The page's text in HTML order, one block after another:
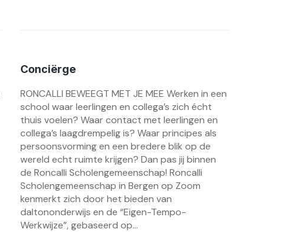
Conciërge
RONCALLI BEWEEGT MET JE MEE Werken in een
school waar leerlingen en collega’s zich écht
thuis voelen? Waar contact met leerlingen en
collega’s laagdrempelig is? Waar principes als
persoonsvorming en een bredere blik op de
wereld echt ruimte krijgen? Dan pas jij binnen
de Roncalli Scholengemeenschap! Roncalli
Scholengemeenschap in Bergen op Zoom
kenmerkt zich door het bieden van
daltononderwijs en de “Eigen-Tempo-
Werkwijze”, gebaseerd op...